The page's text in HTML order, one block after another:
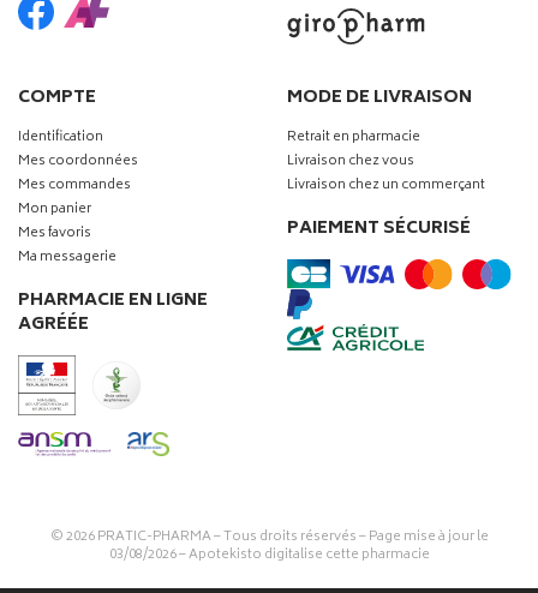
COMPTE
Identification
Mes coordonnées
Mes commandes
Mon panier
Mes favoris
Ma messagerie
PHARMACIE EN LIGNE
AGRÉÉE
MODE DE LIVRAISON
Retrait en pharmacie
Livraison chez vous
Livraison chez un commerçant
PAIEMENT SÉCURISÉ
© 2026PRATIC-PHARMA– Tous droits réservés – Page mise à jour le
03/08/2026 –Apotekisto digitalise cette pharmacie